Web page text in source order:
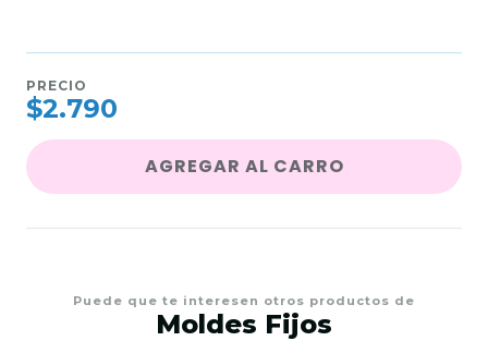
PRECIO
$2.790
AGREGAR AL CARRO
Puede que te interesen otros productos de
Moldes Fijos